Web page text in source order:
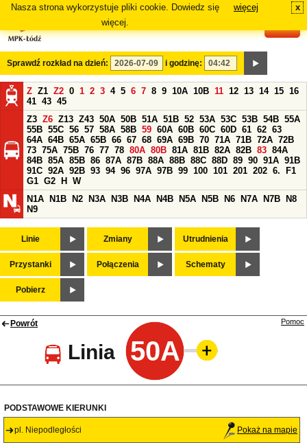
Nasza strona wykorzystuje pliki cookie. Dowiedz się
więcej.
więcej x
Sprawdź rozkład na dzień: i godzinę:
Z Z1 Z2 0 1 2 3 4 5 6 7 8 9 10A 10B 11 12 13 14 15 16
41 43 45
Z3 Z6 Z13 Z43 50A 50B 51A 51B 52 53A 53C 53B 54B 55A
55B 55C 56 57 58A 58B 59 60A 60B 60C 60D 61 62 63
64A 64B 65A 65B 66 67 68 69A 69B 70 71A 71B 72A 72B
73 75A 75B 76 77 78 80A 80B 81A 81B 82A 82B 83 84A
84B 85A 85B 86 87A 87B 88A 88B 88C 88D 89 90 91A 91B
91C 92A 92B 93 94 96 97A 97B 99 100 101 201 202 6.
F1
G1 G2 H
W
N1A
N1B N2 N3A N3B N4A N4B N5A N5B N6 N7A N7B
N8
N9
Linie Zmiany Utrudnienia
Przystanki Połączenia Schematy
Pobierz
Powrót
Linia 50A
Pomoc
PODSTAWOWE KIERUNKI
pl. Niepodległości Pokaż na mapie